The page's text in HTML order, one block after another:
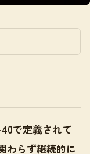
で定義されて
わらず継続的に